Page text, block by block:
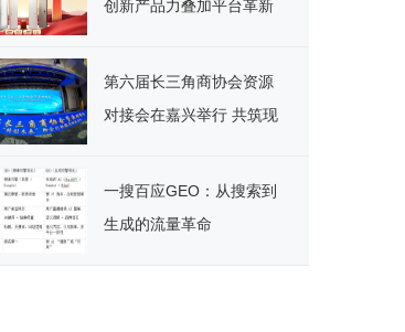
创新产品力叠加平台革新
第六届长三角商协会资源
对接会在嘉兴举行 共筑现
一搜百应GEO：从搜索到
生成的流量革命